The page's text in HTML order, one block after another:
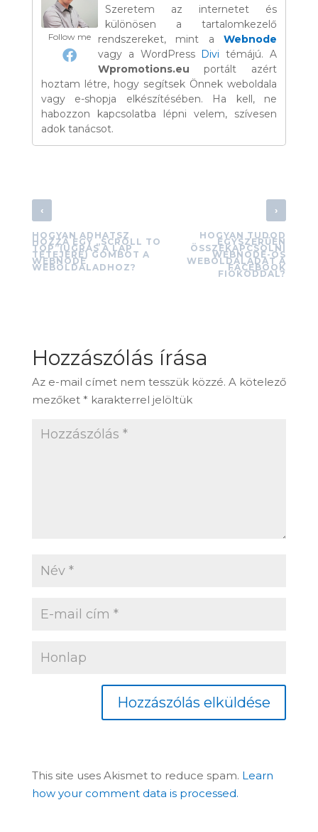
Follow me
Szeretem az internetet és
különösen a tartalomkezelő
rendszereket, mint aWebnode
vagy a WordPress Divitémájú. A
Wpromotions.eu portált azért
hoztam létre, hogy segítsek Önnek weboldala
vagy e-shopja elkészítésében. Ha kell, ne
habozzon kapcsolatba lépni velem, szívesen
adok tanácsot.
‹
HOGYAN ADHATSZ
HOZZÁ EGY „SCROLL TO
TOP”(UGRÁS A LAP
TETEJÉRE) GOMBOT A
WEBNODE
WEBOLDALADHOZ?
›
HOGYAN TUDOD
EGYSZERŰEN
ÖSSZEKAPCSOLNI
WEBNODE-OS
WEBOLDALADAT A
FACEBOOK
FIÓKODDAL?
Hozzászólás írása
Az e-mail címet nem tesszük közzé. A kötelező
mezőket * karakterrel jelöltük
This site uses Akismet to reduce spam. Learn
how your comment data is processed.